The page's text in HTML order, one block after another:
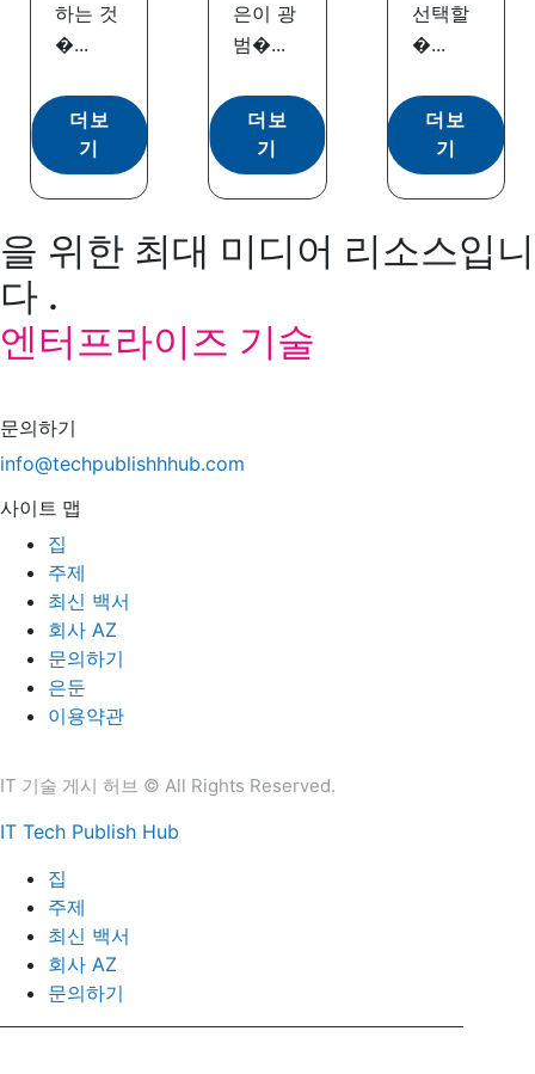
하는 것
�...
더보
기
은이 광
범�...
더보
기
선택할
�...
더보
기
을 위한 최대 미디어 리소스입니
다 .
엔터프라이즈 기술
문의하기
info@techpublishhhub.com
사이트 맵
집
주제
최신 백서
회사 AZ
문의하기
은둔
이용약관
IT 기술 게시 허브 © All Rights Reserved.
IT Tech Publish Hub
집
주제
최신 백서
회사 AZ
문의하기